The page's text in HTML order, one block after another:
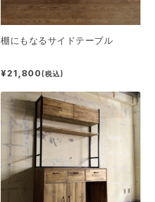
棚にもなるサイドテーブル
¥21,800(税込)